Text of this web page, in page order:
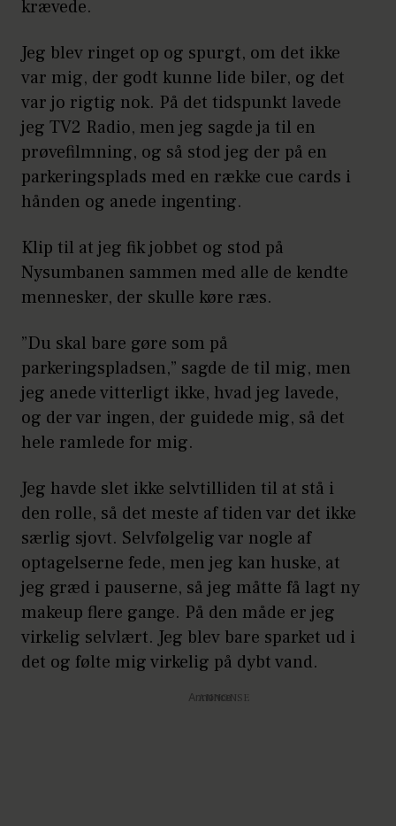
krævede.
Jeg blev ringet op og spurgt, om det ikke
var mig, der godt kunne lide biler, og det
var jo rigtig nok. På det tidspunkt lavede
jeg TV2 Radio, men jeg sagde ja til en
prøvefilmning, og så stod jeg der på en
parkeringsplads med en række cue cards i
hånden og anede ingenting.
Klip til at jeg fik jobbet og stod på
Nysumbanen sammen med alle de kendte
mennesker, der skulle køre ræs.
”Du skal bare gøre som på
parkeringspladsen,” sagde de til mig, men
jeg anede vitterligt ikke, hvad jeg lavede,
og der var ingen, der guidede mig, så det
hele ramlede for mig.
Jeg havde slet ikke selvtilliden til at stå i
den rolle, så det meste af tiden var det ikke
særlig sjovt. Selvfølgelig var nogle af
optagelserne fede, men jeg kan huske, at
jeg græd i pauserne, så jeg måtte få lagt ny
makeup flere gange. På den måde er jeg
virkelig selvlært. Jeg blev bare sparket ud i
det og følte mig virkelig på dybt vand.
Annonce